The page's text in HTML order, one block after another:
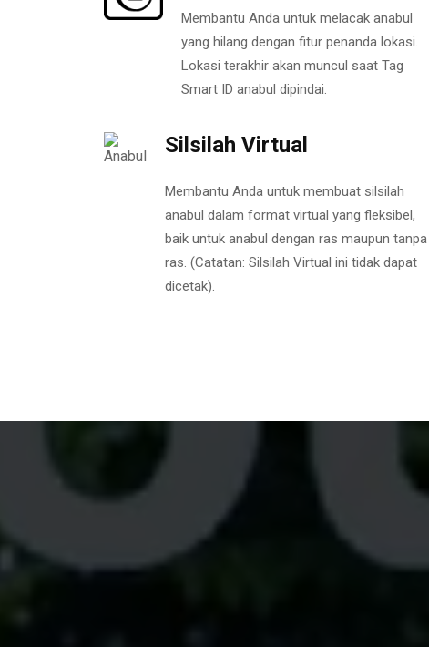
Membantu Anda untuk melacak anabul
yang hilang dengan fitur penanda lokasi.
Lokasi terakhir akan muncul saat Tag
Smart ID anabul dipindai.
Silsilah Virtual
Membantu Anda untuk membuat silsilah
anabul dalam format virtual yang fleksibel,
baik untuk anabul dengan ras maupun tanpa
ras. (Catatan: Silsilah Virtual ini tidak dapat
dicetak).